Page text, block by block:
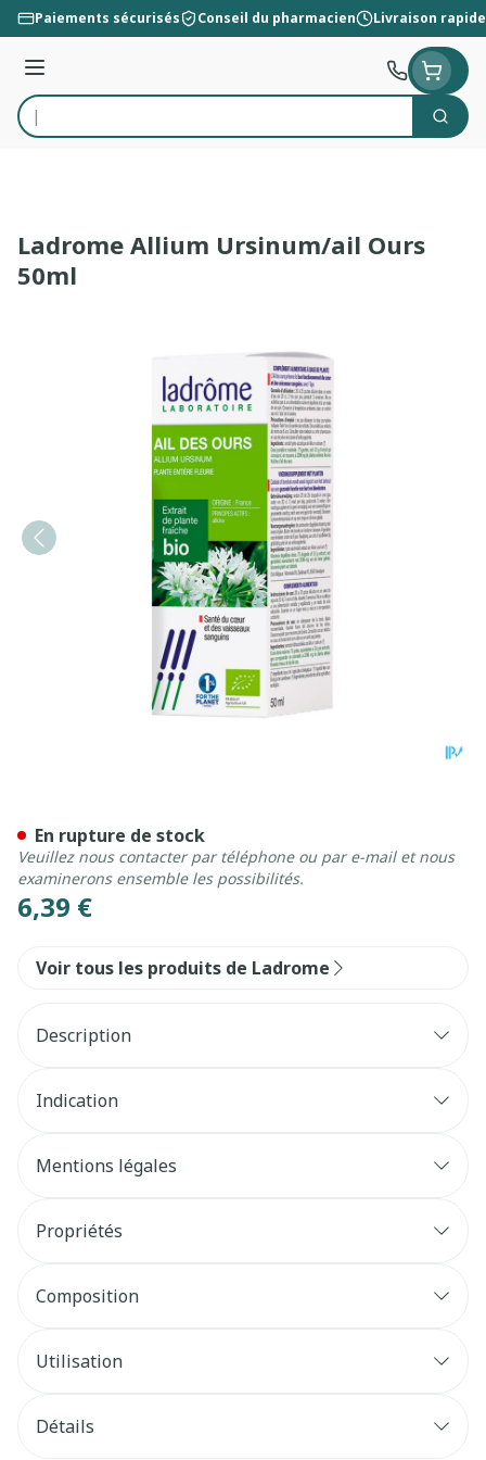
Aller au contenu
Paiements sécurisés Conseil du pharmacien Livraison rapide
Menu
Rechercher
Ladrome Allium Ursinum/ail Ours
50ml
6,39 €
En rupture de stock
Veuillez nous contacter par téléphone ou par e-mail et nous
examinerons ensemble les possibilités.
Voir tous les produits de Ladrome
Description
Indication
Mentions légales
Propriétés
Composition
Utilisation
Détails